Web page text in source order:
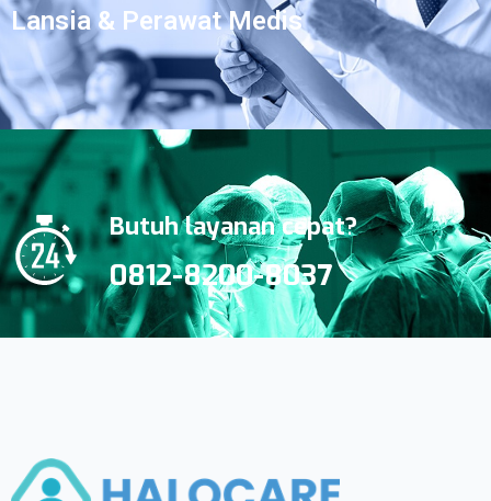
Lansia & Perawat Medis
Butuh layanan cepat?
0812-8200-8037